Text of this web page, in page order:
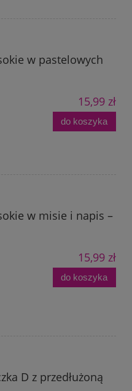
w pastelowych
15,99 zł
do koszyka
w misie i napis –
15,99 zł
do koszyka
D z przedłużoną